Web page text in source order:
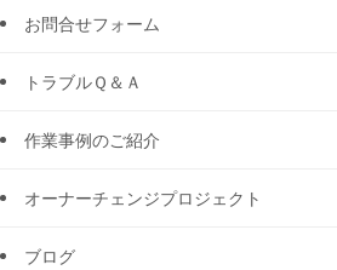
お問合せフォーム
トラブルＱ＆Ａ
作業事例のご紹介
オーナーチェンジプロジェクト
ブログ